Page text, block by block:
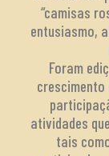
“camisas
entusiasmo,
Foram
crescimento
atividades
tais